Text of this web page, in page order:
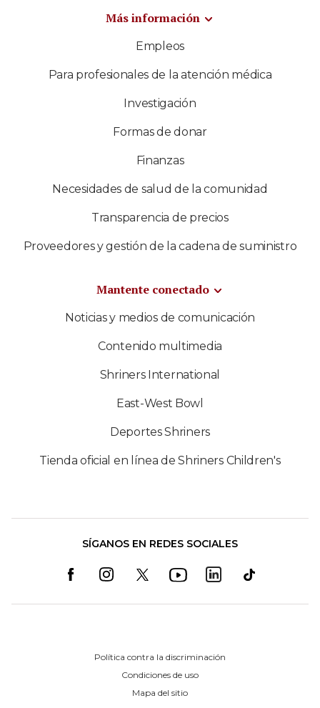
Más información
Empleos
Para profesionales de la atención médica
Investigación
Formas de donar
Finanzas
Necesidades de salud de la comunidad
Transparencia de precios
Proveedores y gestión de la cadena de suministro
Mantente conectado
Noticias y medios de comunicación
Contenido multimedia
Shriners International
East-West Bowl
Deportes Shriners
Tienda oficial en línea de Shriners Children's
SÍGANOS EN REDES SOCIALES
Política contra la discriminación
Condiciones de uso
Mapa del sitio